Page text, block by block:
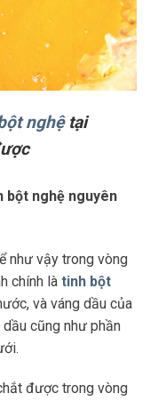
nghệtại
bột nghệ nguyên
như vậy trong vòng
chính là tinh bột
và váng dầu của
cũng như phần
được trong vòng